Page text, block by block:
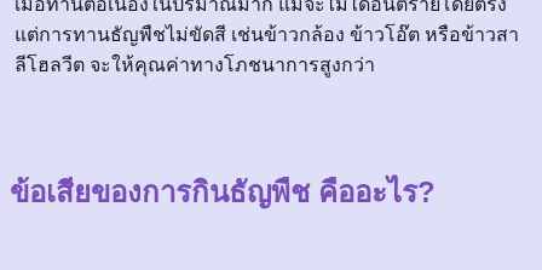
เมื่อทานต่อเนื่องในปริมาณมาก แม้จะไม่ได้อันตรายโดยตรง
แต่การทานธัญพืชไม่ขัดสี เช่นข้าวกล้อง ข้าวโอ๊ต หรือข้าวสา
ลีโฮลวีต จะให้คุณค่าทางโภชนาการสูงกว่า
ข้อเสียของการกินธัญพืช คืออะไร?